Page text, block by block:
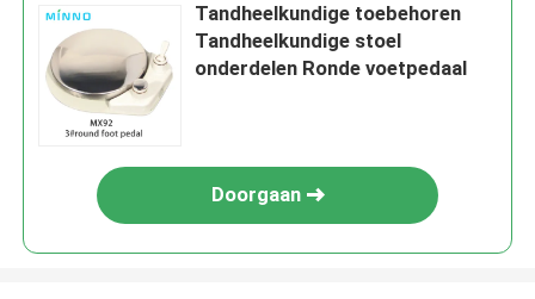
Tandheelkundige toebehoren
Tandheelkundige stoel
onderdelen Ronde voetpedaal
Doorgaan